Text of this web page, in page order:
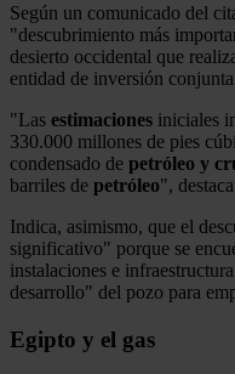
Según un comunicado del
"descubrimiento más
desierto occidental que
entidad de inversión
"Las estimaciones iniciales
330.000 millones de pies
condensado de petróleo y
barriles de petróleo",
Indica, asimismo, que el
significativo" porque se
instalaciones e
desarrollo" del pozo para
Egipto y el gas